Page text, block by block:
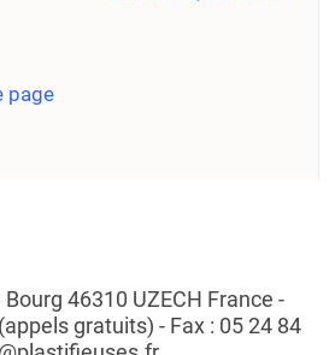
page
46310 UZECH France -
gratuits) - Fax : 05 24 84